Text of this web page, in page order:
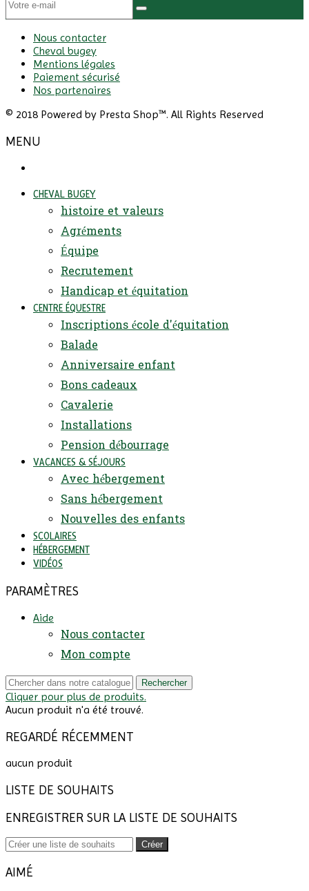
Nous contacter
Cheval bugey
Mentions légales
Paiement sécurisé
Nos partenaires
© 2018 Powered by Presta Shop™. All Rights Reserved
MENU
CHEVAL BUGEY
histoire et valeurs
Agréments
Équipe
Recrutement
Handicap et équitation
CENTRE ÉQUESTRE
Inscriptions école d'équitation
Balade
Anniversaire enfant
Bons cadeaux
Cavalerie
Installations
Pension débourrage
VACANCES & SÉJOURS
Avec hébergement
Sans hébergement
Nouvelles des enfants
SCOLAIRES
HÉBERGEMENT
VIDÉOS
PARAMÈTRES
Aide
Nous contacter
Mon compte
Rechercher
Cliquer pour plus de produits.
Aucun produit n'a été trouvé.
REGARDÉ RÉCEMMENT
aucun produit
LISTE DE SOUHAITS
ENREGISTRER SUR LA LISTE DE SOUHAITS
Créer
AIMÉ